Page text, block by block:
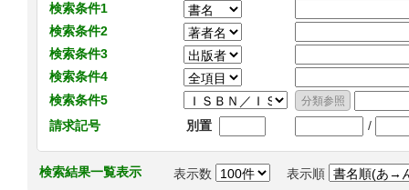
検索条件1
検索条件2
検索条件3
検索条件4
検索条件5
請求記号
別置 /
検索結果一覧表示 表示数 表示順